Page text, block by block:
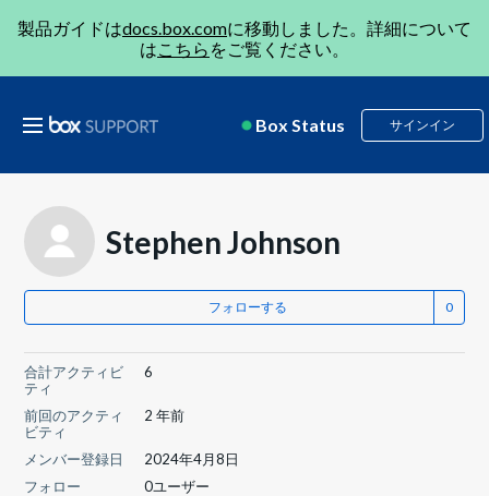
製品ガイドはdocs.box.comに移動しました。詳細について
はこちら をご覧ください。
Box Status サインイン
Stephen Johnson
フォローする
合計アクティビ
ティ
6
前回のアクティ
ビティ
2 年前
メンバー登録日
2024年4月8日
フォロー
0ユーザー